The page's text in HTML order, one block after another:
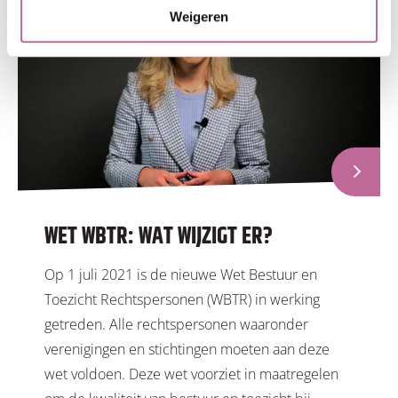
Weigeren
WET WBTR: WAT WIJZIGT ER?
Op 1 juli 2021 is de nieuwe Wet Bestuur en
Toezicht Rechtspersonen (WBTR) in werking
getreden. Alle rechtspersonen waaronder
verenigingen en stichtingen moeten aan deze
wet voldoen. Deze wet voorziet in maatregelen